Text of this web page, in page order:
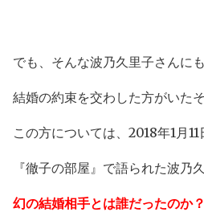
でも、そんな波乃久里子さんにも
結婚の約束を交わした方がいたそ
この方については、2018年1月
『徹子の部屋』で語られた波乃
幻の結婚相手とは誰だったのか？